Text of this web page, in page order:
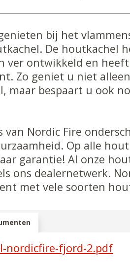
bij het
De houtkachel
ver ontwikkeld en
Zo geniet u niet
maar bespaart u ook
van Nordic Fire
Op alle
garantie! Al onze
ons dealernetwerk.
met vele soorten
nordicfire-fjord-2.pdf